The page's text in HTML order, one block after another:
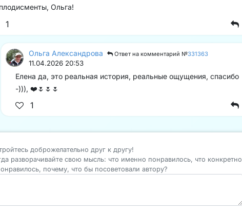
Ольга!
1
Ольга Александрова Ответ на комментарий №331363
11.04.2026 20:53
Елена да, это реальная история, реальные ощущения, спасибо
-))), ❤️🌷🌷🌷
1
доброжелательно друг к другу!
разворачивайте свою мысль: что именно понравилось, что конкретно
почему, что бы посоветовали автору?